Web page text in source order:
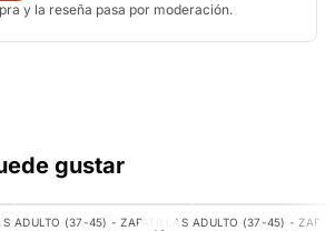
y la reseña pasa por moderación.
gustar
-17%
AGREGAR
ADULTO (37-45) - ZAPATILLAS
-10%
ADULTO (37-45) -